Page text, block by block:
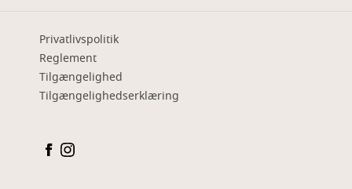
Privatlivspolitik
Reglement
Tilgængelighed
Tilgængelighedserklæring